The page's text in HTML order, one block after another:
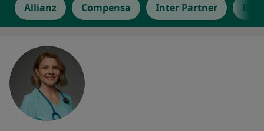
Allianz Compensa Inter Partner